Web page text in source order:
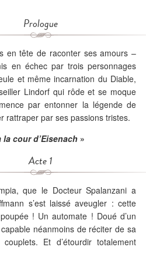
Prologue
en tête de raconter ses amours –
en échec par trois personnages
et même incarnation du Diable,
Lindorf qui rôde et se moque
par entonner la légende de
rattraper par ses passions tristes.
cour d’Eisenach »
Acte 1
que le Docteur Spalanzani a
s’est laissé aveugler : cette
! Un automate ! Doué d’un
néanmoins de réciter de sa
Et d’étourdir totalement